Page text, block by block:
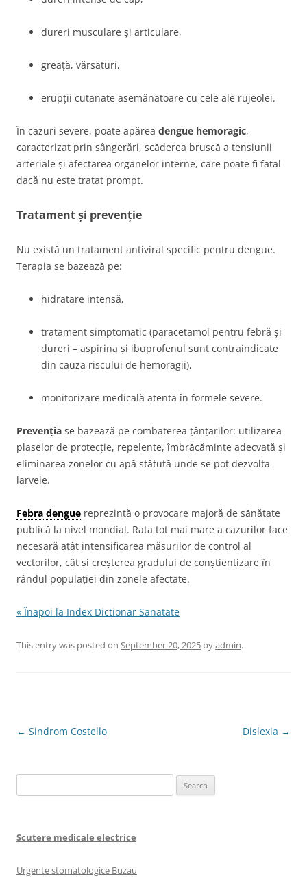
dureri musculare și articulare,
greață, vărsături,
erupții cutanate asemănătoare cu cele ale rujeolei.
În cazuri severe, poate apărea dengue hemoragic,
caracterizat prin sângerări, scăderea bruscă a tensiunii
arteriale și afectarea organelor interne, care poate fi fatal
dacă nu este tratat prompt.
Tratament și prevenție
Nu există un tratament antiviral specific pentru dengue.
Terapia se bazează pe:
hidratare intensă,
tratament simptomatic (paracetamol pentru febră și
dureri – aspirina și ibuprofenul sunt contraindicate
din cauza riscului de hemoragii),
monitorizare medicală atentă în formele severe.
Prevenția se bazează pe combaterea țânțarilor: utilizarea
plaselor de protecție, repelente, îmbrăcăminte adecvată și
eliminarea zonelor cu apă stătută unde se pot dezvolta
larvele.
Febra dengue reprezintă o provocare majoră de sănătate
publică la nivel mondial. Rata tot mai mare a cazurilor face
necesară atât intensificarea măsurilor de control al
vectorilor, cât și creșterea gradului de conștientizare în
rândul populației din zonele afectate.
« Înapoi la Index Dictionar Sanatate
This entry was posted on September 20, 2025 byadmin.
Post
← Sindrom Costello Dislexia →
for:
Scutere medicale electrice
Urgente stomatologice Buzau